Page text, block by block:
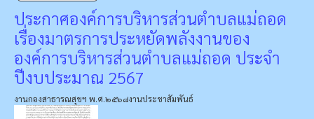
ประกาศองค์การบริหารส่วนตำบลแม่ถอด
เรื่องมาตรการประหยัดพลังงานของ
องค์การบริหารส่วนตำบลแม่ถอด ประจำ
ปีงบประมาณ 2567
งานกองสาธารณสุขฯ พ.ศ.๒๕๖๘งานประชาสัมพันธ์